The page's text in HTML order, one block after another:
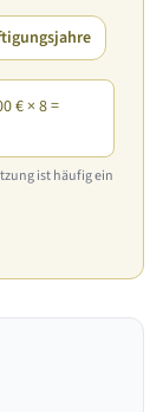
€ × 8 =
ist häufig ein